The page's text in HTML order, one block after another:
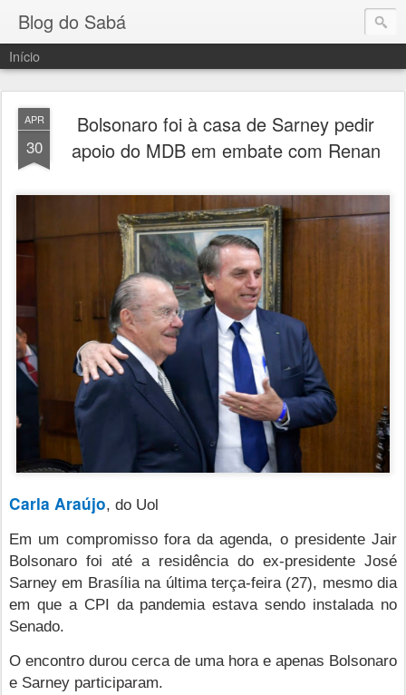
Blog do Sabá
Início
APR
30
Bolsonaro foi à casa de Sarney pedir
apoio do MDB em embate com Renan
Carla Araújo, do Uol
Em um compromisso fora da agenda, o presidente Jair
Bolsonaro foi até a residência do ex-presidente José
Sarney em Brasília na última terça-feira (27), mesmo dia
em que a CPI da pandemia estava sendo instalada no
Senado.
O encontro durou cerca de uma hora e apenas Bolsonaro
e Sarney participaram.